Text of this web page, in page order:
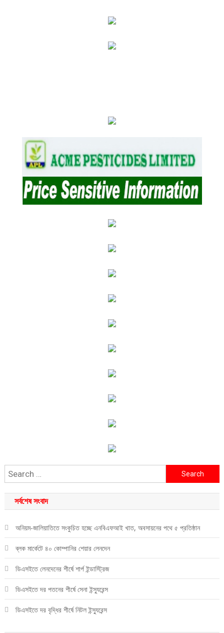
Search
for:
সর্বশেষ সংবাদ
অনিয়ম-জালিয়াতিতে সংকুচিত হচ্ছে এনবিএফআই খাত, অবসায়নের পথে ৫ প্রতিষ্ঠান
ব্লক মার্কেটে ৪০ কোম্পানির শেয়ার লেনদেন
ডিএসইতে লেনদেনের শীর্ষে শার্প ইন্ডাস্ট্রিজ
ডিএসইতে দর পতনের শীর্ষে সেনা ইন্স্যুরেন্স
ডিএসইতে দর বৃদ্ধির শীর্ষে নিটল ইন্স্যুরেন্স